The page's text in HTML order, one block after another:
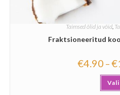
Taimsed õlid ja võid,
Fraktsioneeritud
€4.90 –€
Vali